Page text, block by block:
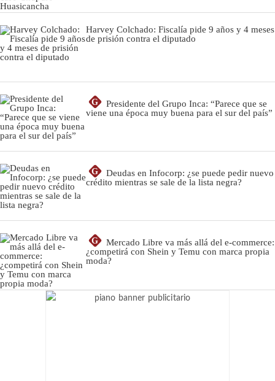
Harvey Colchado: Fiscalía pide 9 años y 4 meses
de prisión contra el diputado
G
Presidente del Grupo Inca: “Parece que se
viene una época muy buena para el sur del país”
G
Deudas en Infocorp: ¿se puede pedir nuevo
crédito mientras se sale de la lista negra?
G
Mercado Libre va más allá del e-commerce:
¿competirá con Shein y Temu con marca propia
moda?